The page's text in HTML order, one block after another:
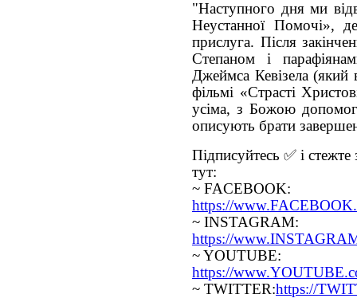
"Наступного дня ми
Неустанної Помочі»,
прислуга. Після
Степаном і
Джеймса Кевізела (який
фільмі «Страсті
усіма, з Божою
описують брати
Підписуйтесь ✅ і стежте
тут:
~ FACEBOOK:
https://
~ INSTAGRAM:
https://
~ YOUTUBE:
https://
~ TWITTER:https://